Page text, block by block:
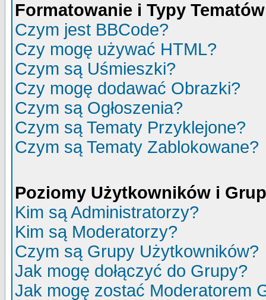
Formatowanie i Typy Tematów
Czym jest BBCode?
Czy mogę używać HTML?
Czym są Uśmieszki?
Czy mogę dodawać Obrazki?
Czym są Ogłoszenia?
Czym są Tematy Przyklejone?
Czym są Tematy Zablokowane?
Poziomy Użytkowników i
Kim są Administratorzy?
Kim są Moderatorzy?
Czym są Grupy Użytkowników?
Jak mogę dołączyć do Grupy?
Jak mogę zostać Moderatorem